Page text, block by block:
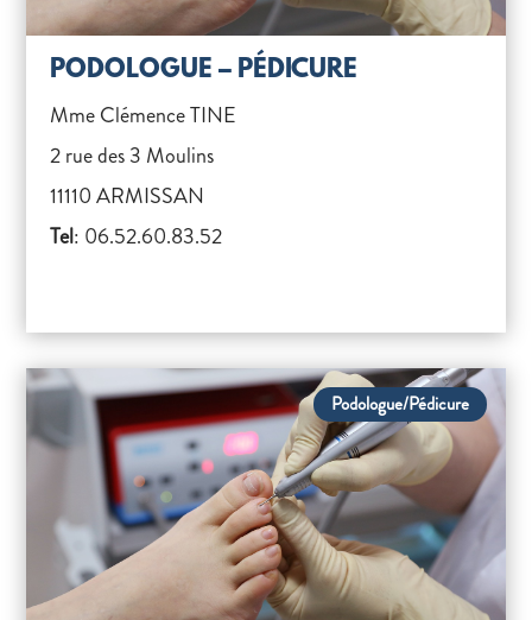
PODOLOGUE – PÉDICURE
Mme Clémence TINE
2 rue des 3 Moulins
11110 ARMISSAN
Tel: 06.52.60.83.52
Podologue/Pédicure